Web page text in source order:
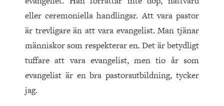
eller ceremoniella handlingar. Att vara pastor
är trevligare än att vara evangelist. Man tjänar
människor som respekterar en. Det är betydligt
tuffare att vara evangelist, men tio år som
evangelist är en bra pastorsutbildning, tycker
jag.